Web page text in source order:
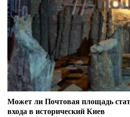
Может ли Почтовая площадь
входа в исторический Киев